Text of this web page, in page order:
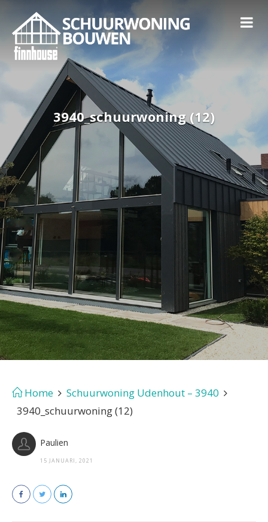
3940_schuurwoning (12)
Home
Schuurwoning Udenhout – 3940
3940_schuurwoning (12)
Paulien
15 JANUARI, 2021